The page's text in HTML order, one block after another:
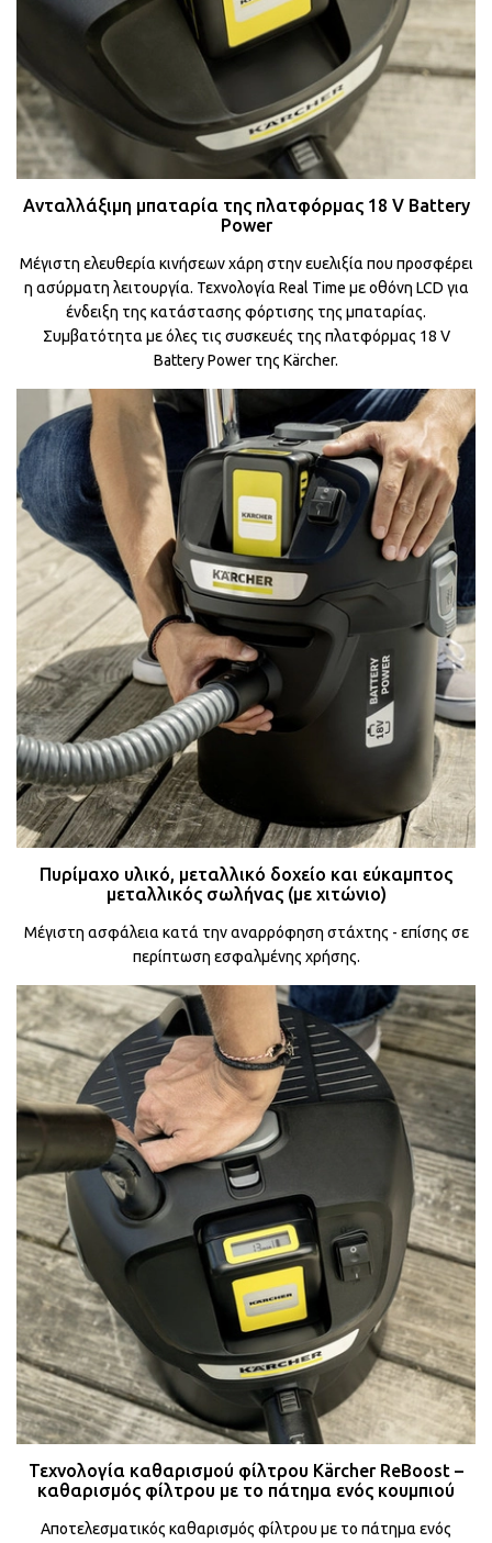
Ανταλλάξιμη μπαταρία της πλατφόρμας 18 V Battery
Power
Μέγιστη ελευθερία κινήσεων χάρη στην ευελιξία που προσφέρει
η ασύρματη λειτουργία. Τεχνολογία Real Time με οθόνη LCD για
ένδειξη της κατάστασης φόρτισης της μπαταρίας.
Συμβατότητα με όλες τις συσκευές της πλατφόρμας 18 V
Battery Power της Kärcher.
Πυρίμαχο υλικό, μεταλλικό δοχείο και εύκαμπτος
μεταλλικός σωλήνας (με χιτώνιο)
Μέγιστη ασφάλεια κατά την αναρρόφηση στάχτης - επίσης σε
περίπτωση εσφαλμένης χρήσης.
Τεχνολογία καθαρισμού φίλτρου Kärcher ReBoost –
καθαρισμός φίλτρου με το πάτημα ενός κουμπιού
Αποτελεσματικός καθαρισμός φίλτρου με το πάτημα ενός